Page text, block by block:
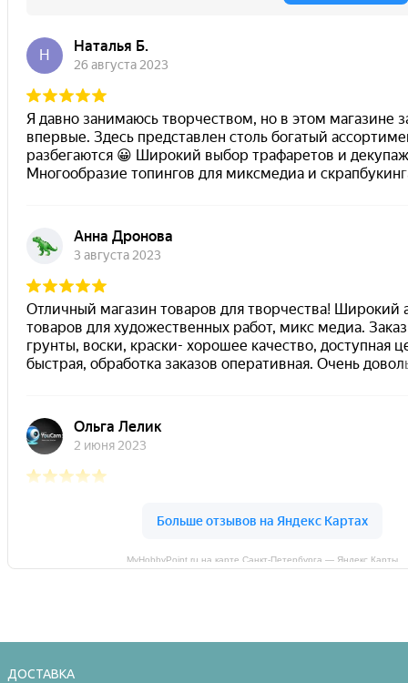
MyHobbyPoint.ru на карте Санкт‑Петербурга — Яндекс Карты
ДОСТАВКА